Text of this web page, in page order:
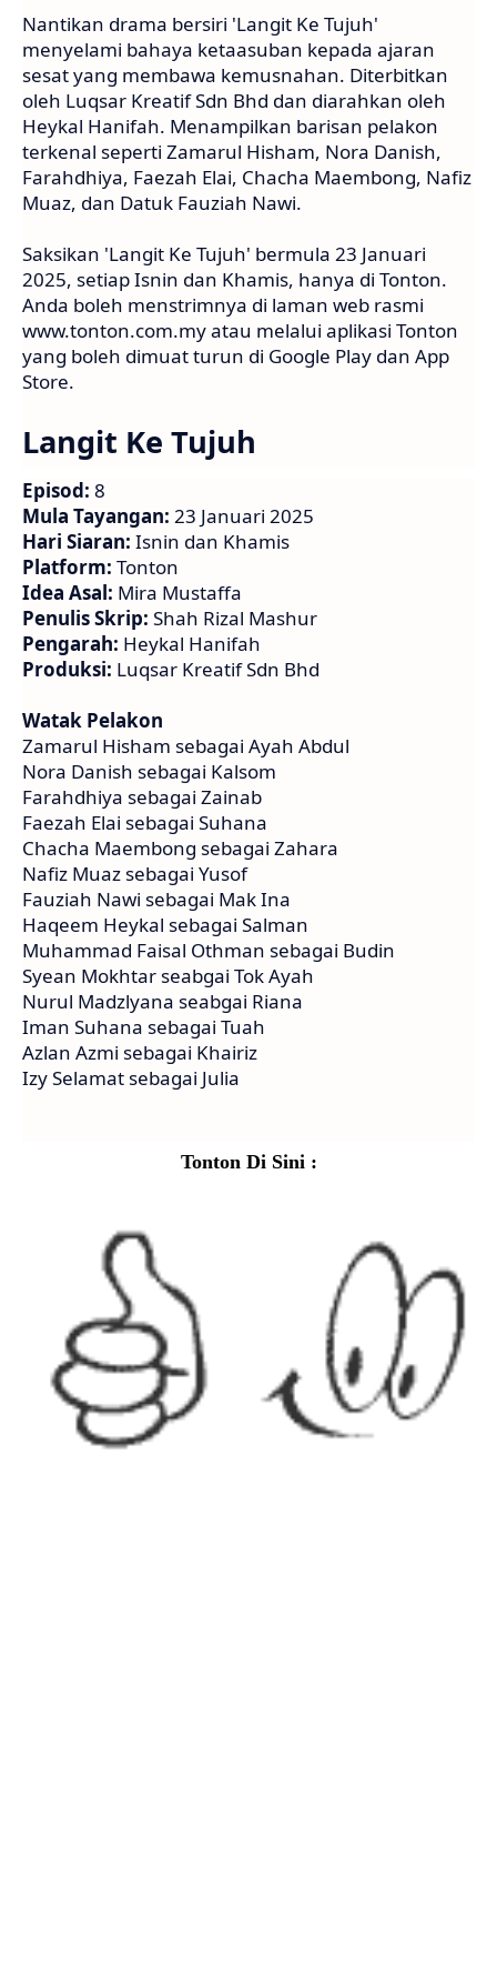
Nantikan drama bersiri 'Langit Ke Tujuh'
menyelami bahaya ketaasuban kepada ajaran
sesat yang membawa kemusnahan. Diterbitkan
oleh Luqsar Kreatif Sdn Bhd dan diarahkan oleh
Heykal Hanifah. Menampilkan barisan pelakon
terkenal seperti Zamarul Hisham, Nora Danish,
Farahdhiya, Faezah Elai, Chacha Maembong, Nafiz
Muaz, dan Datuk Fauziah Nawi.
Saksikan 'Langit Ke Tujuh' bermula 23 Januari
2025, setiap Isnin dan Khamis, hanya di Tonton.
Anda boleh menstrimnya di laman web rasmi
www.tonton.com.my atau melalui aplikasi Tonton
yang boleh dimuat turun di Google Play dan App
Store.
Langit Ke Tujuh
Episod: 8
Mula Tayangan: 23 Januari 2025
Hari Siaran: Isnin dan Khamis
Platform: Tonton
Idea Asal: Mira Mustaffa
Penulis Skrip: Shah Rizal Mashur
Pengarah: Heykal Hanifah
Produksi: Luqsar Kreatif Sdn Bhd
Watak Pelakon
Zamarul Hisham sebagai Ayah Abdul
Nora Danish sebagai Kalsom
Farahdhiya sebagai Zainab
Faezah Elai sebagai Suhana
Chacha Maembong sebagai Zahara
Nafiz Muaz sebagai Yusof
Fauziah Nawi sebagai Mak Ina
Haqeem Heykal sebagai Salman
Muhammad Faisal Othman sebagai Budin
Syean Mokhtar seabgai Tok Ayah
Nurul Madzlyana seabgai Riana
Iman Suhana sebagai Tuah
Azlan Azmi sebagai Khairiz
Izy Selamat sebagai Julia
Tonton Di Sini :